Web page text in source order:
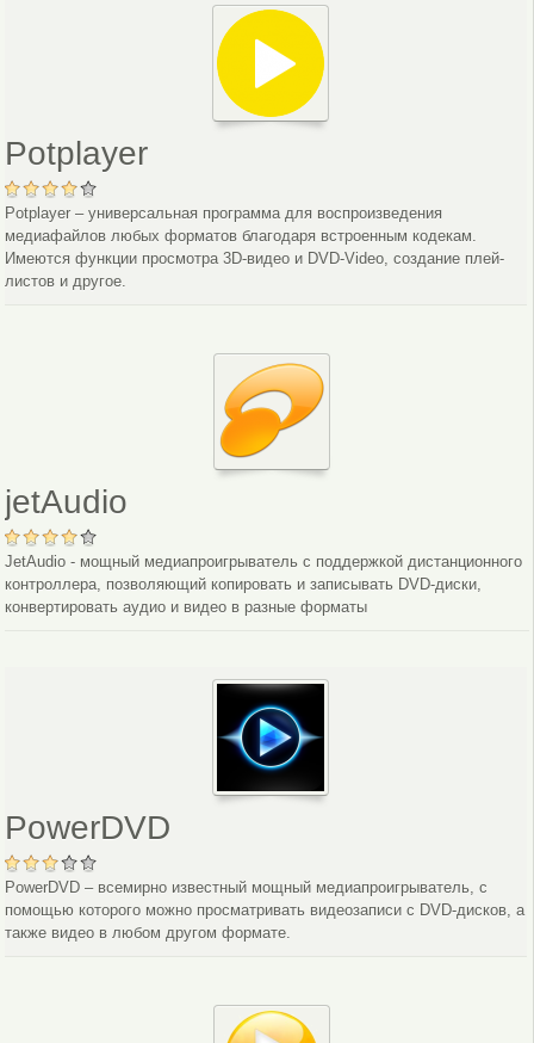
Potplayer
Potplayer – универсальная программа для воспроизведения
медиафайлов любых форматов благодаря встроенным кодекам.
Имеются функции просмотра 3D-видео и DVD-Video, создание плей-
листов и другое.
jetAudio
JetAudio - мощный медиапроигрыватель с поддержкой дистанционного
контроллера, позволяющий копировать и записывать DVD-диски,
конвертировать аудио и видео в разные форматы
PowerDVD
PowerDVD – всемирно известный мощный медиапроигрыватель, с
помощью которого можно просматривать видеозаписи с DVD-дисков, а
также видео в любом другом формате.